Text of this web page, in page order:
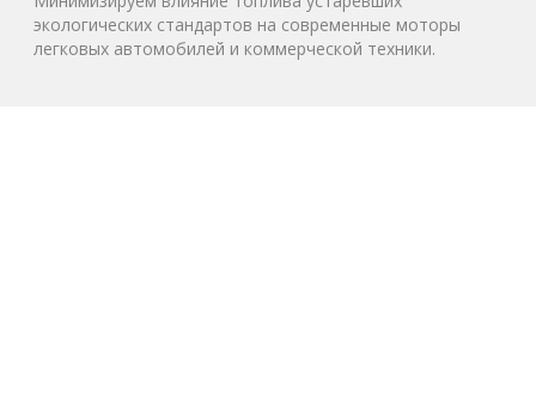
экологических стандартов на современные моторы
легковых автомобилей и коммерческой техники.